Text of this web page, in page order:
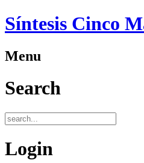
Síntesis Cinco
Menu
Search
Login